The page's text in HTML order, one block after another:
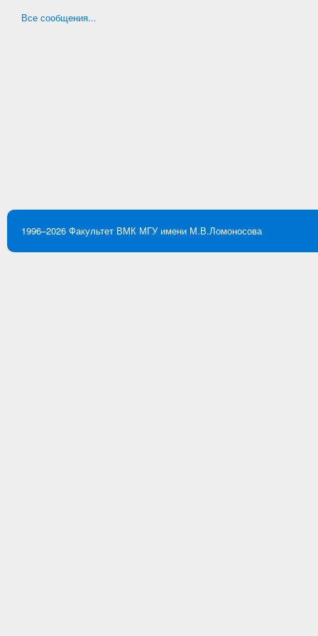
Все сообщения...
1996–2026 Факультет ВМК МГУ имени М.В.Ломоносова